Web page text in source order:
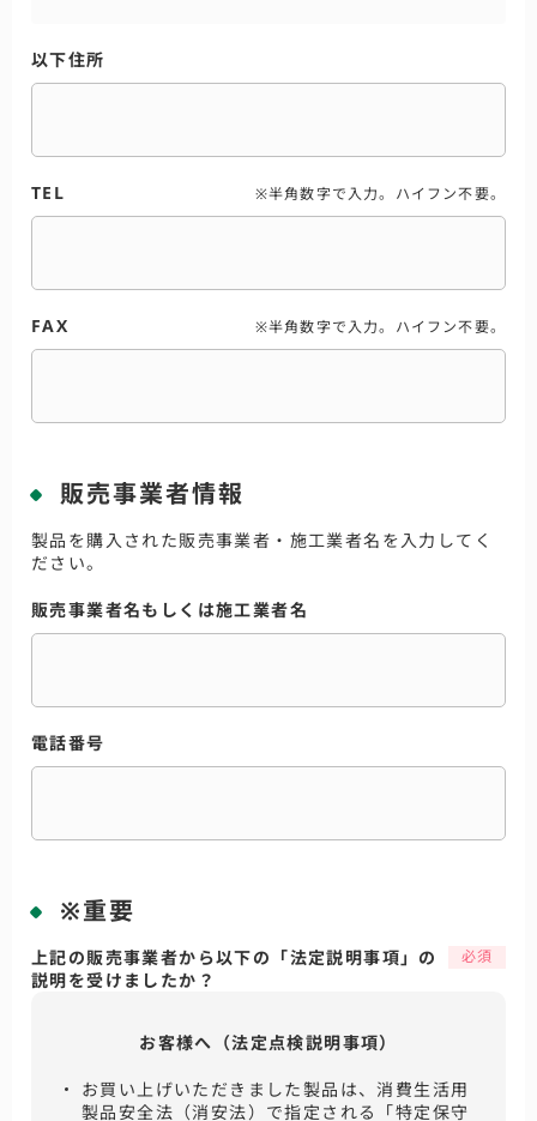
以下住所
TEL ※半角数字で入力。ハイフン不要。
FAX ※半角数字で入力。ハイフン不要。
販売事業者情報
製品を購入された販売事業者・施工業者名を入力してく
ださい。
販売事業者名もしくは施工業者名
電話番号
※重要
上記の販売事業者から以下の「法定説明事項」の
説明を受けましたか？
お客様へ（法定点検説明事項）
お買い上げいただきました製品は、消費生活用
製品安全法（消安法）で指定される「特定保守